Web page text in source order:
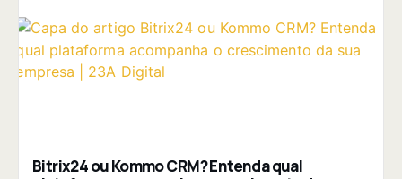
Bitrix24 ou Kommo CRM? Entenda qual